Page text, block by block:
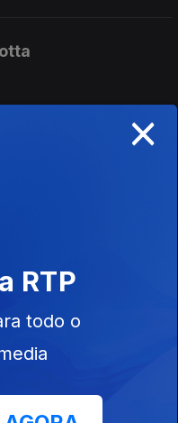
pelo Quarteto
do repertório
Bomtempo.
Costa.
×
RTP
todo o